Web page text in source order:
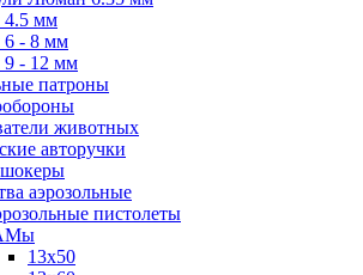
мм
- 8 мм
- 12 мм
патроны
животных
авторучки
аэрозольные
пистолеты
13х50